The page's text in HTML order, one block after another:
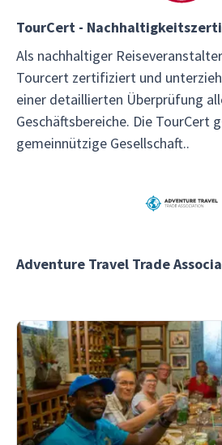
TourCert -
Als nachhaltiger
Tourcert zertifiziert und
einer detaillierten Überprüfung
Geschäftsbereiche. Die TourCert
gemeinnützige Gesellschaft..
Adventure Travel Trade